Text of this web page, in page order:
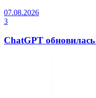
07.08.2026
3
ChatGPT